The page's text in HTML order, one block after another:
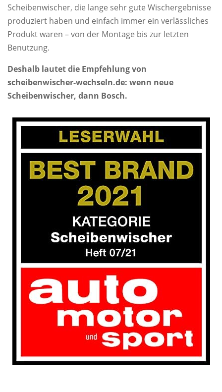
Scheibenwischer, die lange sehr gute Wischergebnisse
produziert haben und einfach immer ein verlässliches
Produkt waren – von der Montage bis zur letzten
Benutzung.
Deshalb lautet die Empfehlung von
scheibenwischer-wechseln.de: wenn neue
Scheibenwischer, dann Bosch.